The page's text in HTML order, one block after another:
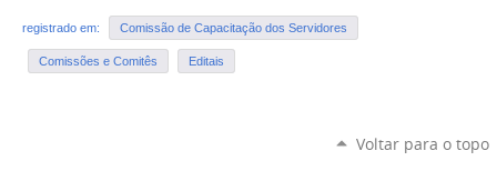
registrado em: Comissão de Capacitação dos Servidores
Comissões e Comitês Editais
Voltar para o topo